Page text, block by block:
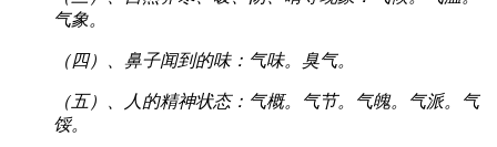
气象。
（四）、鼻子闻到的味：气味。臭气。
（五）、人的精神状态：气概。气节。气魄。气派。气
馁。